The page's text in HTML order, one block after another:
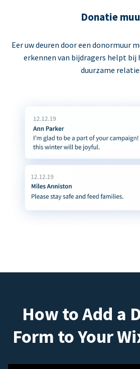
Donatie
Eer uw deuren door een donormuur
erkennen van bijdragers helpt bij
duurzame
How to Add a
Form to Your